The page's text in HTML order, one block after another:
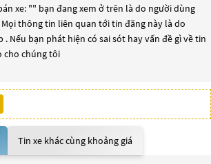
xe: "" bạn đang xem ở trên là do người dùng
thông tin liên quan tới tin đăng này là do
. Nếu bạn phát hiện có sai sót hay vấn đề gì về tin
cho chúng tôi
Tin xe khác cùng khoảng giá